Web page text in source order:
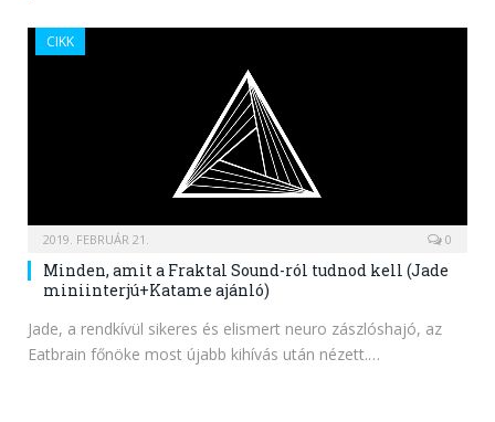
CIKK
2019. FEBRUÁR 21. 0
Minden, amit a Fraktal Sound-ról tudnod kell (Jade
miniinterjú+Katame ajánló)
Jade, a rendkívül sikeres és elismert neuro zászlóshajó, az
Eatbrain főnöke most újabb kihívás után nézett.…